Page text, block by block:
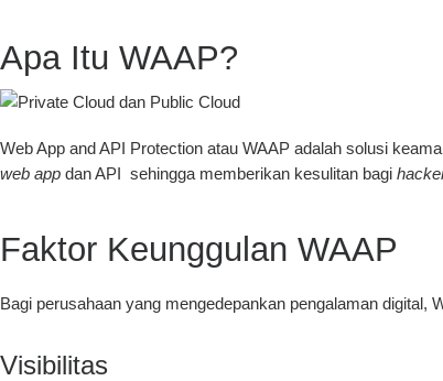
Apa Itu WAAP?
Web App and API Protection atau WAAP adalah solusi
web app dan API sehingga memberikan kesulitan bagi
Faktor Keunggulan WAAP
Bagi perusahaan yang mengedepankan pengalaman digital,
Visibilitas